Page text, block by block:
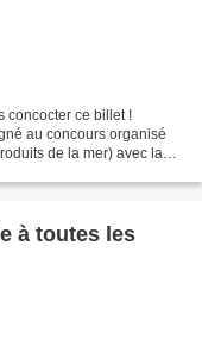
concocter ce billet !
au concours organisé
de la mer) avec la
à toutes les